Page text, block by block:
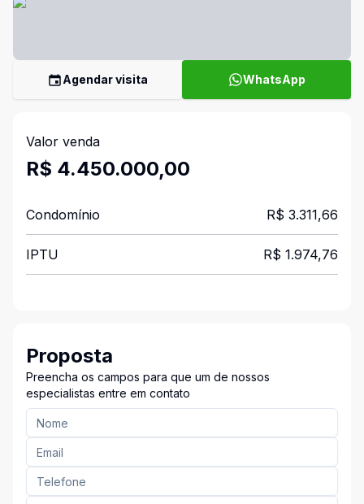
Agendar visita WhatsApp
Valor venda
R$ 4.450.000,00
Condomínio R$ 3.311,66
IPTU R$ 1.974,76
Proposta
Preencha os campos para que um de nossos
especialistas entre em contato